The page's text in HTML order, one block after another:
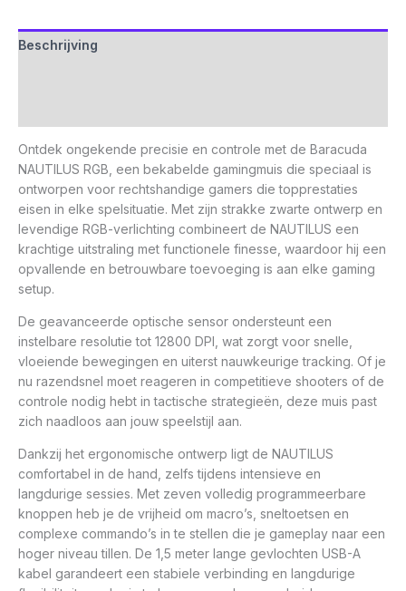
Beschrijving
Ontdek ongekende precisie en controle met de Baracuda
NAUTILUS RGB, een bekabelde gamingmuis die speciaal is
ontworpen voor rechtshandige gamers die topprestaties
eisen in elke spelsituatie. Met zijn strakke zwarte ontwerp en
levendige RGB-verlichting combineert de NAUTILUS een
krachtige uitstraling met functionele finesse, waardoor hij een
opvallende en betrouwbare toevoeging is aan elke gaming
setup.
De geavanceerde optische sensor ondersteunt een
instelbare resolutie tot 12800 DPI, wat zorgt voor snelle,
vloeiende bewegingen en uiterst nauwkeurige tracking. Of je
nu razendsnel moet reageren in competitieve shooters of de
controle nodig hebt in tactische strategieën, deze muis past
zich naadloos aan jouw speelstijl aan.
Dankzij het ergonomische ontwerp ligt de NAUTILUS
comfortabel in de hand, zelfs tijdens intensieve en
langdurige sessies. Met zeven volledig programmeerbare
knoppen heb je de vrijheid om macro’s, sneltoetsen en
complexe commando’s in te stellen die je gameplay naar een
hoger niveau tillen. De 1,5 meter lange gevlochten USB-A
kabel garandeert een stabiele verbinding en langdurige